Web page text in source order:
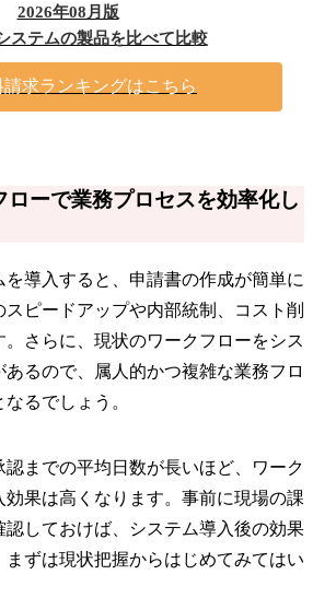
2026年08月版
ステムの製品を比べて比較
請求ランキングはこちら
ローで業務プロセスを効率化し
を導入すると、申請書の作成が簡単に
ピードアップや内部統制、コスト削
さらに、現状のワークフローをシス
るので、属人的かつ複雑な業務フロ
るでしょう。
認までの平均日数が長いほど、ワーク
果は高くなります。事前に現場の課
認しておけば、システム導入後の効果
ずは現状把握からはじめてみてはい